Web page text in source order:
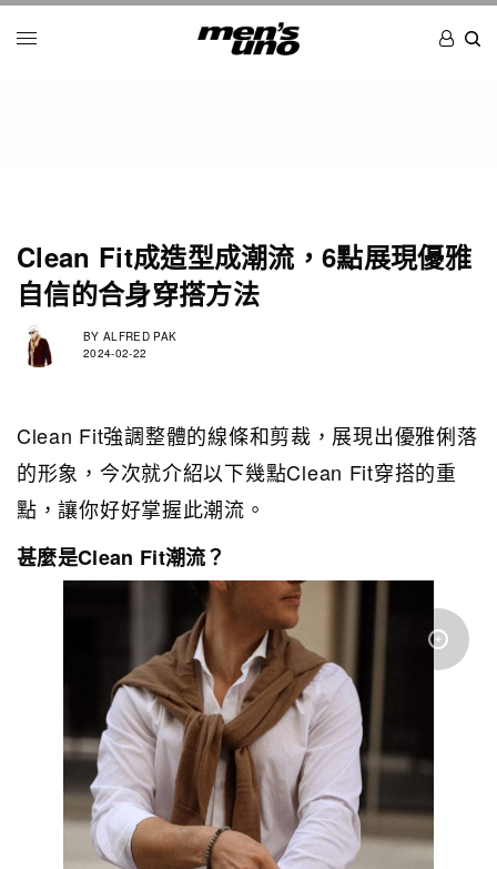
Clean Fit成造型成潮流，6點展現優雅
自信的合身穿搭方法
BY ALFRED PAK
2024-02-22
Clean Fit強調整體的線條和剪裁，展現出優雅俐落
的形象，今次就介紹以下幾點Clean Fit穿搭的重
點，讓你好好掌握此潮流。
甚麼是Clean Fit潮流？